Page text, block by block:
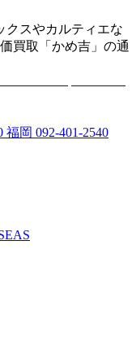
クスやカルティエな
買取「かめ吉」の通
福岡 092-401-2540